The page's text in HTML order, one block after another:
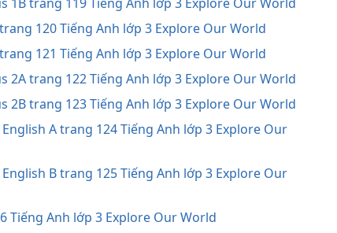
120 Tiếng Anh lớp 3 Explore Our World
121 Tiếng Anh lớp 3 Explore Our World
2A trang 122 Tiếng Anh lớp 3 Explore Our World
2B trang 123 Tiếng Anh lớp 3 Explore Our World
A trang 124 Tiếng Anh lớp 3 Explore Our
B trang 125 Tiếng Anh lớp 3 Explore Our
Tiếng Anh lớp 3 Explore Our World